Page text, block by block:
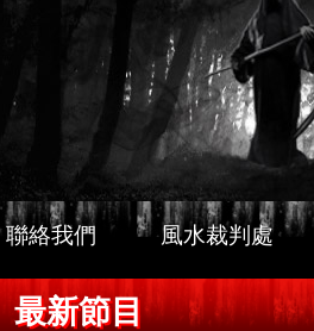
聯絡我們 風水裁判處
最新節目